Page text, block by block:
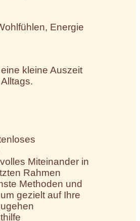
Energie
kleine Auszeit
Miteinander in
Rahmen
Methoden und
gezielt auf Ihre